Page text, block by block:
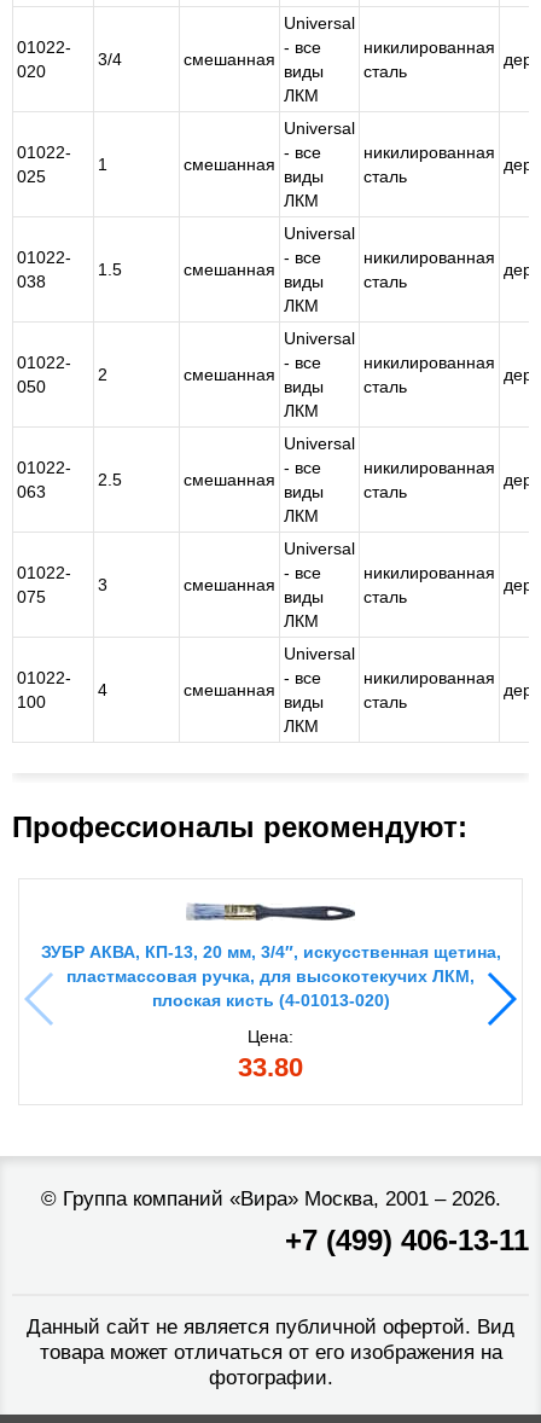
01022-
020
3/4 смешанная
Universal
- все
виды
ЛКМ
никилированная
сталь
01022-
025
1 смешанная
Universal
- все
виды
ЛКМ
никилированная
сталь
01022-
038
1.5 смешанная
Universal
- все
виды
ЛКМ
никилированная
сталь
01022-
050
2 смешанная
Universal
- все
виды
ЛКМ
никилированная
сталь
01022-
063
2.5 смешанная
Universal
- все
виды
ЛКМ
никилированная
сталь
01022-
075
3 смешанная
Universal
- все
виды
ЛКМ
никилированная
сталь
01022-
100
4 смешанная
Universal
- все
виды
ЛКМ
никилированная
сталь
Профессионалы рекомендуют:
ЗУБР АКВА, КП-13, 20 мм, 3/4″, искусственная щетина,
пластмассовая ручка, для высокотекучих ЛКМ,
плоская кисть (4-01013-020)
Цена:
33.80
© Группа компаний «Вира»Москва, 2001 – 2026.
+7 (499) 406-13-11
Данный сайт не является публичной офертой. Вид
товара может отличаться от его изображения на
фотографии.